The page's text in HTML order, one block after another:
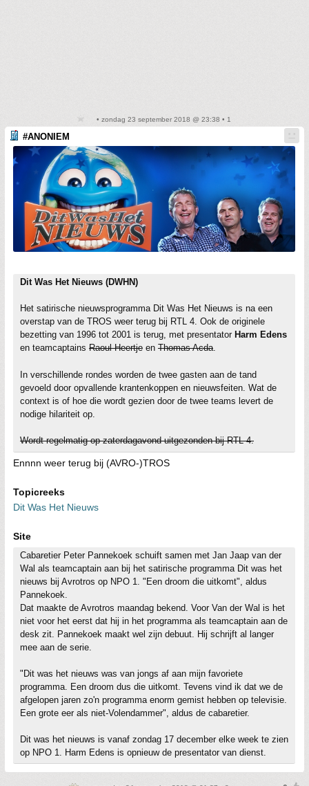
• zondag 23 september 2018 @ 23:38 • 1
#ANONIEM
Dit Was Het Nieuws (DWHN)
Het satirische nieuwsprogramma Dit Was Het Nieuws is na een
overstap van de TROS weer terug bij RTL 4. Ook de originele
bezetting van 1996 tot 2001 is terug, met presentator Harm Edens
en teamcaptains Raoul Heertje en Thomas Acda.
In verschillende rondes worden de twee gasten aan de tand
gevoeld door opvallende krantenkoppen en nieuwsfeiten. Wat de
context is of hoe die wordt gezien door de twee teams levert de
nodige hilariteit op.
Wordt regelmatig op zaterdagavond uitgezonden bij RTL 4.
Ennnn weer terug bij (AVRO-)TROS
Topicreeks
Dit Was Het Nieuws
Site
Cabaretier Peter Pannekoek schuift samen met Jan Jaap van der
Wal als teamcaptain aan bij het satirische programma Dit was het
nieuws bij Avrotros op NPO 1. "Een droom die uitkomt", aldus
Pannekoek.
Dat maakte de Avrotros maandag bekend. Voor Van der Wal is het
niet voor het eerst dat hij in het programma als teamcaptain aan de
desk zit. Pannekoek maakt wel zijn debuut. Hij schrijft al langer
mee aan de serie.
"Dit was het nieuws was van jongs af aan mijn favoriete
programma. Een droom dus die uitkomt. Tevens vind ik dat we de
afgelopen jaren zo'n programma enorm gemist hebben op televisie.
Een grote eer als niet-Volendammer", aldus de cabaretier.
Dit was het nieuws is vanaf zondag 17 december elke week te zien
op NPO 1. Harm Edens is opnieuw de presentator van dienst.